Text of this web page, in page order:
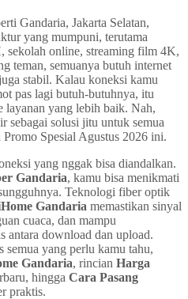
Gandaria, Jakarta Selatan,
yang mumpuni, terutama
sekolah online, streaming film 4K,
teman, semuanya butuh internet
stabil. Kalau koneksi kamu
pas lagi butuh-butuhnya, itu
layanan yang lebih baik. Nah,
sebagai solusi jitu untuk semua
Spesial Agustus 2026 ini.
yang nggak bisa diandalkan.
Gandaria, kamu bisa menikmati
Teknologi fiber optik
Gandaria memastikan sinyal
cuaca, dan mampu
antara download dan upload.
yang perlu kamu tahu,
Gandaria, rincian Harga
hingga Cara Pasang
praktis.